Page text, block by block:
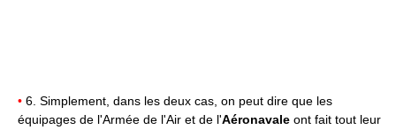
• 6. Simplement, dans les deux cas, on peut dire que les
équipages de l'Armée de l'Air et de l'Aéronavale ont fait tout leur